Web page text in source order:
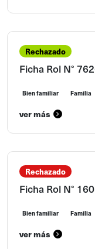
Rechazado
Ficha Rol N°
Bien familiar Familia
ver más
Rechazado
Ficha Rol N°
Bien familiar Familia
ver más